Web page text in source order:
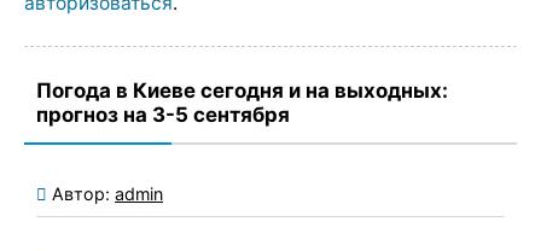
Погода в Киеве сегодня и на выходных:
прогноз на 3-5 сентября
Автор: admin